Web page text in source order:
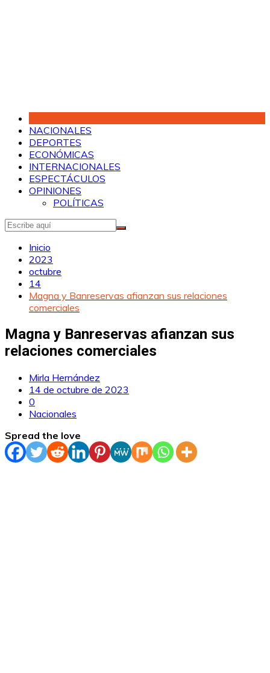
NACIONALES
DEPORTES
ECONÓMICAS
INTERNACIONALES
ESPECTÁCULOS
OPINIONES
POLÍTICAS
Inicio
2023
octubre
14
Magna y Banreservas afianzan sus relaciones
comerciales
Magna y Banreservas afianzan sus
relaciones comerciales
Mirla Hernández
14 de octubre de 2023
0
Nacionales
Spread the love